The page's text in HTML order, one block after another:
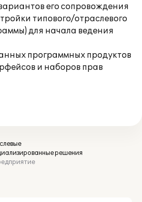
его сопровождения
типового/отраслевого
для начала ведения
программных продуктов
и наборов прав
решения